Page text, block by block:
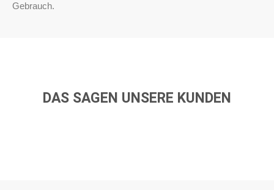
Gebrauch.
DAS SAGEN UNSERE KUNDEN